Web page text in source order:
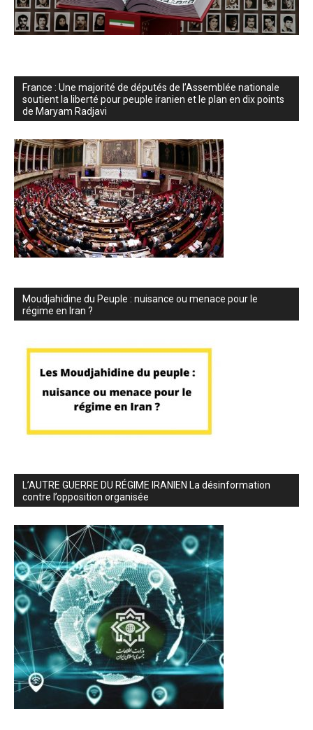
France : Une majorité de députés de l’Assemblée nationale
soutient la liberté pour peuple iranien et le plan en dix points
de Maryam Radjavi
Moudjahidine du Peuple : nuisance ou menace pour le
régime en Iran ?
L’AUTRE GUERRE DU RÉGIME IRANIEN La désinformation
contre l’opposition organisée